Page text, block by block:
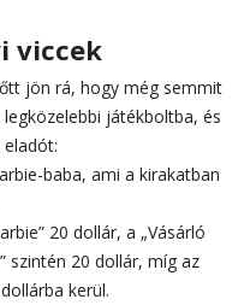
viccek
jön rá, hogy még semmit
játékboltba, és
baba, ami a kirakatban
20 dollár, a „Vásárló
szintén 20 dollár, míg az
kerül.